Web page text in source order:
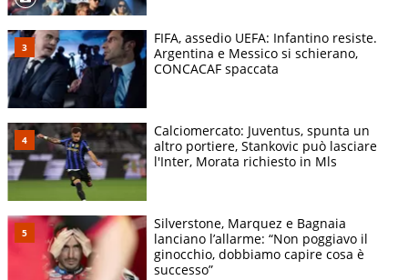
FIFA, assedio UEFA: Infantino resiste.
Argentina e Messico si schierano,
CONCACAF spaccata
Calciomercato: Juventus, spunta un
altro portiere, Stankovic può lasciare
l'Inter, Morata richiesto in Mls
Silverstone, Marquez e Bagnaia
lanciano l’allarme: “Non poggiavo il
ginocchio, dobbiamo capire cosa è
successo”